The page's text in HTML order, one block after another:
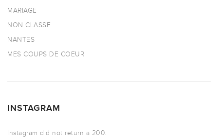
MARIAGE
NON CLASSE
NANTES
MES COUPS DE COEUR
INSTAGRAM
Instagram did not return a 200.